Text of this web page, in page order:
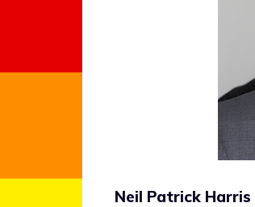
Neil Patrick Harris